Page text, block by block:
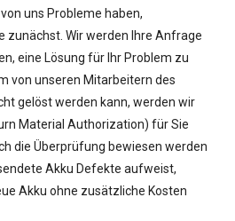
uns Probleme haben,
zunächst. Wir werden Ihre Anfrage
eine Lösung für Ihr Problem zu
von unseren Mitarbeitern des
gelöst werden kann, werden wir
Material Authorization) für Sie
die Überprüfung bewiesen werden
Akku Defekte aufweist,
Akku ohne zusätzliche Kosten